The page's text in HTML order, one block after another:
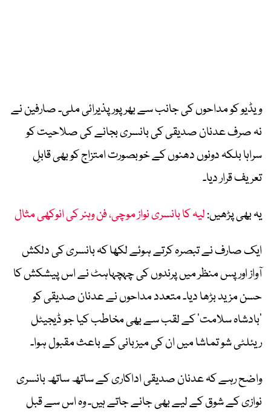
ویڈیو کو مداحوں کی جانب سے بھرپور پذیرائی ملی۔ صارفین نے
نہ صرف عدنان صدیقی کی بانسری بجانے کی صلاحیت کو
سراہا بلکہ دونوں دھنوں کے خوبصورت امتزاج کو بھی قابلِ
تعریف قرار دیا۔
یہ بھی پڑھیں:لیہ کا بانسری نواز موچی، فن وہنر کی انوکھی مثال
ایک صارف نے تبصرہ کرتے ہوئے لکھا کہ بانسری کی دلکش
آواز اور پس منظر میں پرندوں کی چہچہاہٹ نے اس پیشکش کا
حسن مزید بڑھا دیا۔ متعدد مداحوں نے عدنان صدیقی کو
’بادشاہ سلامت‘ کے لقب سے بھی مخاطب کیا جو ڈیجیٹل
ریئلٹی شو تماشا میں ان کی میزبانی کے باعث مقبول ہوا۔
واضح رہے کہ عدنان صدیقی اداکاری کے ساتھ ساتھ بانسری
نوازی کے شوق کے لیے بھی جانے جاتے ہیں۔ وہ اس سے قبل